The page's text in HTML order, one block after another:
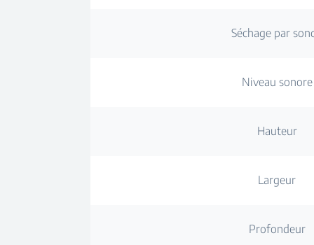
Séchage par
Niveau sonore
Hauteur
Largeur
Profondeur